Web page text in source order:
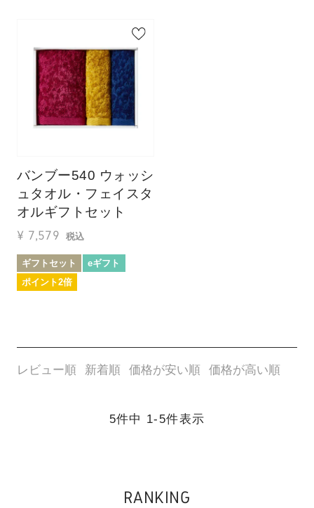
バンブー540 ウォッシ
ュタオル・フェイスタ
オルギフトセット
¥ 7,579 税込
ギフトセット
eギフト
ポイント2倍
レビュー順 新着順 価格が安い順 価格が高い順
5件中 1- 5件表示
RANKING